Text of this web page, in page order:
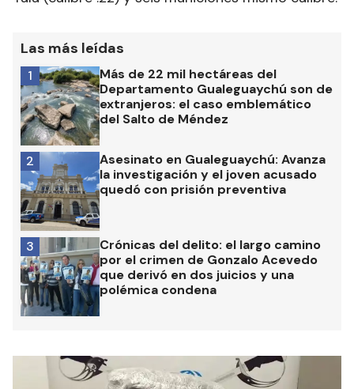
Las más leídas
Más de 22 mil hectáreas del
Departamento Gualeguaychú son de
extranjeros: el caso emblemático
del Salto de Méndez
1
Asesinato en Gualeguaychú: Avanza
la investigación y el joven acusado
quedó con prisión preventiva
2
Crónicas del delito: el largo camino
por el crimen de Gonzalo Acevedo
que derivó en dos juicios y una
polémica condena
3